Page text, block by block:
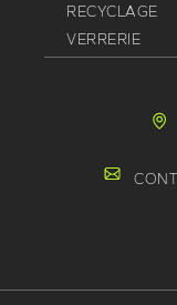
RECYCLAGE
VERRERIE